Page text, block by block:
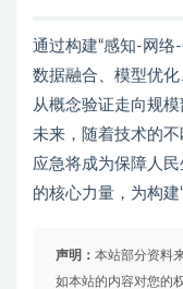
通过构建“感知-网络
数据融合、模型优
从概念验证走向规
未来，随着技术的
应急将成为保障人
的核心力量，为构建
声明： 本站部分资料
如本站的内容对您的